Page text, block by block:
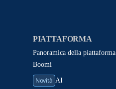
PIATTAFORMA
Panoramica della piattaforma
Boomi
Novità AI